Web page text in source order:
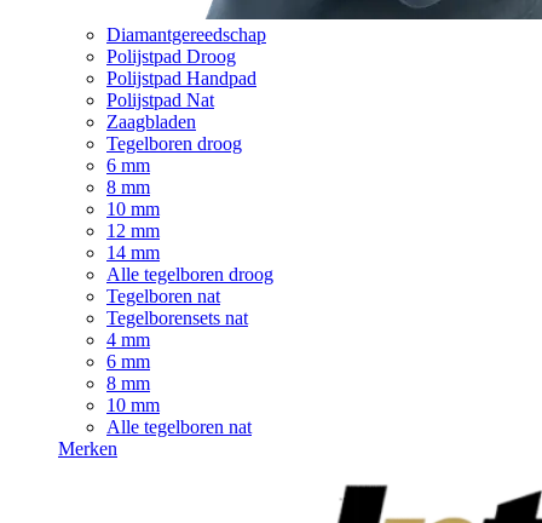
Diamantgereedschap
Polijstpad Droog
Polijstpad Handpad
Polijstpad Nat
Zaagbladen
Tegelboren droog
6 mm
8 mm
10 mm
12 mm
14 mm
Alle tegelboren droog
Tegelboren nat
Tegelborensets nat
4 mm
6 mm
8 mm
10 mm
Alle tegelboren nat
Merken